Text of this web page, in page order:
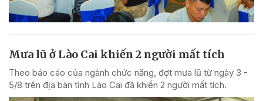
Mưa lũ ở Lào Cai khiến 2 người mất tích
Theo báo cáo của ngành chức năng, đợt mưa lũ từ ngày 3 -
5/8 trên địa bàn tỉnh Lào Cai đã khiến 2 người mất tích.